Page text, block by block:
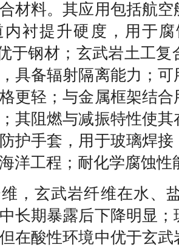
材料。其应用包括航
内衬提升硬度，用于
于钢材；玄武岩土工
具备辐射隔离能力；
更轻；与金属框架结
其阻燃与减振特性使
护手套，用于玻璃焊
洋工程；耐化学腐蚀性
，玄武岩纤维在水、
长期暴露后下降明显
在酸性环境中优于玄